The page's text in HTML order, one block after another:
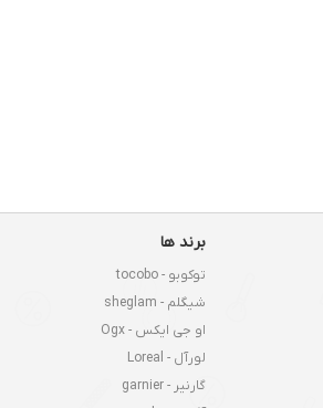
برند ها
توکوبو - tocobo
شیگلم - sheglam
او جی ایکس - Ogx
لورآل - Loreal
گارنیر - garnier